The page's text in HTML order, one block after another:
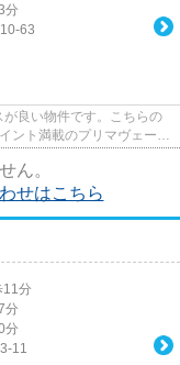
分
63
良い物件です。こちらの
ント満載のプリマヴェー
ん。
せはこちら
11分
分
分
11